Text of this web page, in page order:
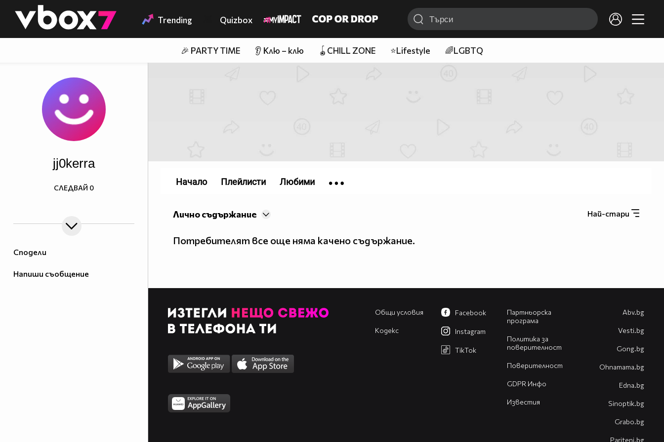
👾 Trending Quizbox
🎉 PARTY TIME 👂 Клю – клю 🪀CHILL ZONE ⭐Lifestyle 🌈LGBTQ
Сподели
Напиши съобщение
jj0kerra
СЛЕДВАЙ 0
Най-стари
Лично съдържание
Потребителят все още няма качено съдържание.
Начало Плейлисти Любими
Общи условия
Кодекс
Партньорска
програма
Политика за
поверителност
Поверителност
GDPR Инфо
Известия
Facebook
Instagram
TikTok
Abv.bg
Vesti.bg
Gong.bg
Оhnamama.bg
Edna.bg
Sinoptik.bg
Grabo.bg
Pariteni.bg